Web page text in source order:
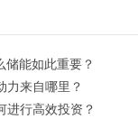
储能如此重要？
力来自哪里？
进行高效投资？